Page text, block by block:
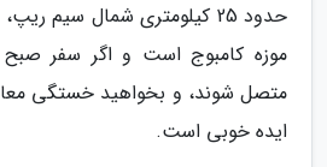
حدود 25 کیلومتری شمال سیم
موزه کامبوج است و اگر سفر
متصل شوند، و بخواهید خستگی
ایده خوبی است.